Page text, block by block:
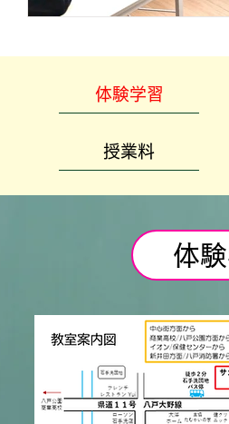
体験学習
授業料
体